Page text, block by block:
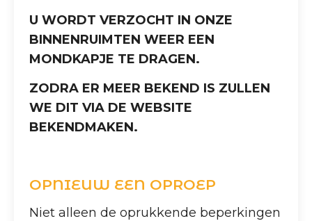
U WORDT VERZOCHT IN ONZE
BINNENRUIMTEN WEER EEN
MONDKAPJE TE DRAGEN.
ZODRA ER MEER BEKEND IS ZULLEN
WE DIT VIA DE WEBSITE
BEKENDMAKEN.
OPNIEUW EEN OPROEP
Niet alleen de oprukkende beperkingen